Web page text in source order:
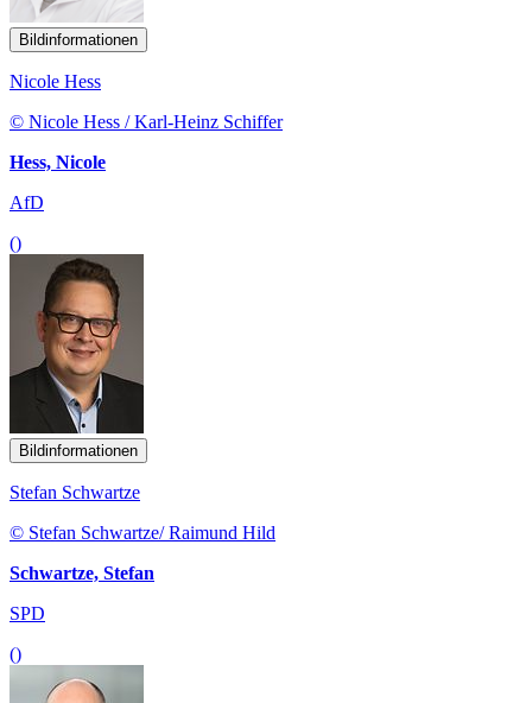
Bildinformationen
Nicole Hess
© Nicole Hess / Karl-Heinz Schiffer
Hess, Nicole
AfD
()
Bildinformationen
Stefan Schwartze
© Stefan Schwartze/ Raimund Hild
Schwartze, Stefan
SPD
()